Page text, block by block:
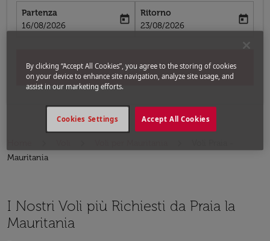
Partenza
fc-booking-departure-date-aria-label
16/08/2026
today
Ritorno
fc-booking-return-date-aria-label
23/08/2026
today
Cerca
Mauritania
I Nostri Voli più Richiesti da Praia la
Mauritania
By clicking “Accept All Cookies”, you agree to the storing of cookies
on your device to enhance site navigation, analyze site usage, and
assist in our marketing efforts.
Accept All Cookies
Cookies Settings